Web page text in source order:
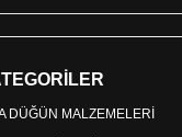
DÜĞÜN MALZEMELERİ